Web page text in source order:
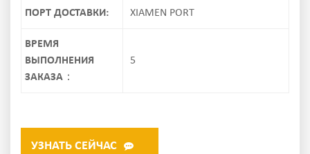
ПОРТ ДОСТАВКИ: XIAMEN PORT
ВРЕМЯ
ВЫПОЛНЕНИЯ
ЗАКАЗА：
5
УЗНАТЬ СЕЙЧАС